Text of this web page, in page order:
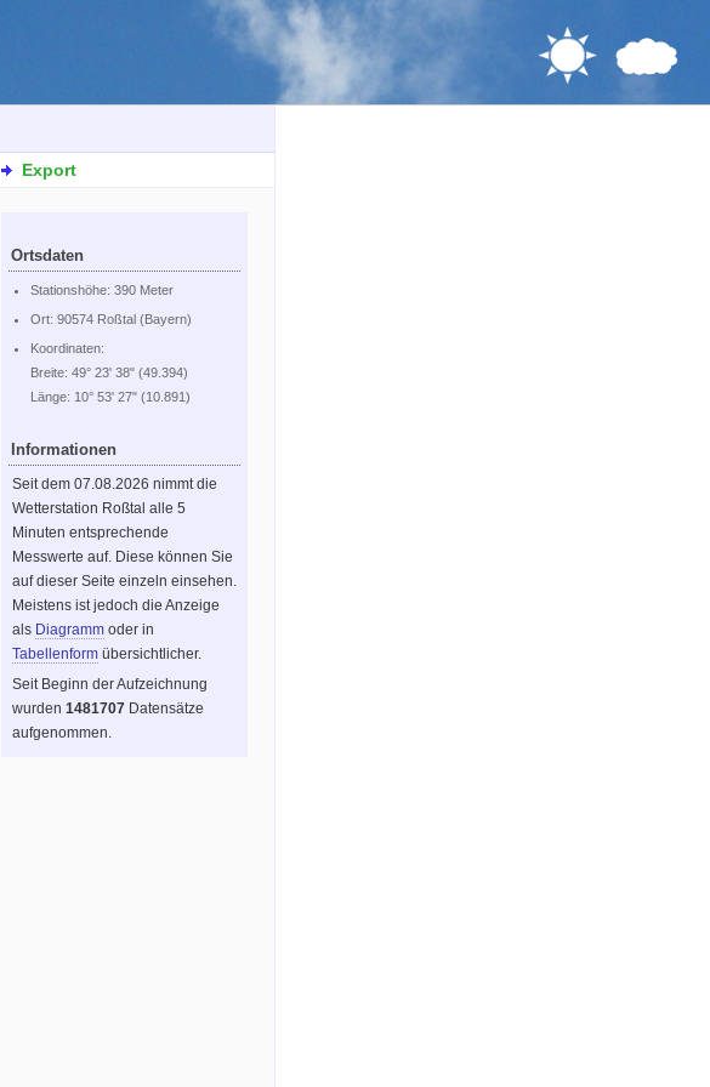
Export
Ortsdaten
Stationshöhe: 390 Meter
Ort: 90574 Roßtal (Bayern)
Koordinaten:
Breite: 49° 23' 38" (49.394)
Länge: 10° 53' 27" (10.891)
Informationen
Seit dem 07.08.2026 nimmt die
Wetterstation Roßtal alle 5
Minuten entsprechende
Messwerte auf. Diese können Sie
auf dieser Seite einzeln einsehen.
Meistens ist jedoch die Anzeige
als Diagramm oder in
Tabellenform übersichtlicher.
Seit Beginn der Aufzeichnung
wurden 1481707 Datensätze
aufgenommen.